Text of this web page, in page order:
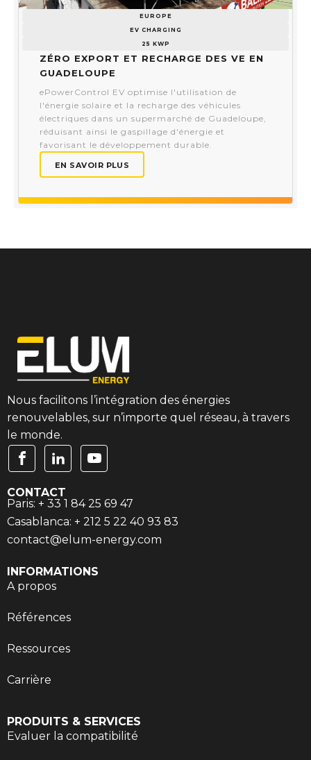
EUROPE
EV CHARGING
25 KWP
Zéro export et recharge des VE en
Guadeloupe
ePowerControl EV optimise l'utilisation de
l'énergie solaire et la recharge des véhicules
électriques dans un supermarché de Guadeloupe,
réduisant ainsi le gaspillage d'énergie et
favorisant le développement durable.
EN SAVOIR PLUS
Nous facilitons l’intégration des énergies
renouvelables, sur n’importe quel réseau, à travers
le monde.
INFORMATIONS
A propos
Références
Ressources
Carrière
PRODUITS & SERVICES
Evaluer la compatibilité
CONTACT
Paris: + 33 1 84 25 69 47
Casablanca: + 212 5 22 40 93 83
contact@elum-energy.com